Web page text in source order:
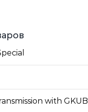
with GKUB